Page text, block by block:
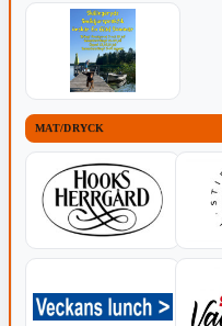
MAT/DRYCK